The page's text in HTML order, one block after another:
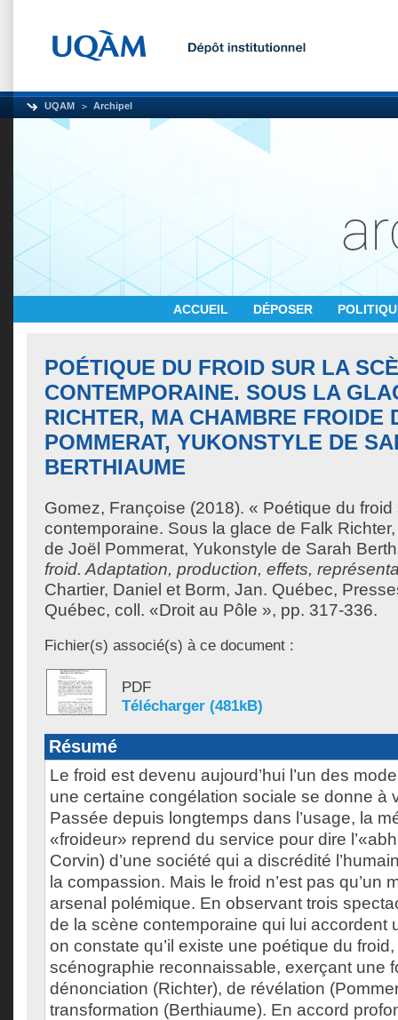
UQAM Archipel
ACCUEIL DÉPOSER
POÉTIQUE DU FROID SUR LA
CONTEMPORAINE. SOUS LA
RICHTER, MA CHAMBRE FROIDE
POMMERAT, YUKONSTYLE DE
BERTHIAUME
Gomez, Françoise (2018). « Poétique du
contemporaine. Sous la glace de Falk
de Joël Pommerat, Yukonstyle de Sarah
froid. Adaptation, production, effets,
Chartier, Daniel et Borm, Jan. Québec,
Québec, coll. «Droit au Pôle », pp. 317-336.
Fichier(s) associé(s) à ce document :
PDF
Télécharger (481kB)
Résumé
Le froid est devenu aujourd’hui l’un des
une certaine congélation sociale se donne à
Passée depuis longtemps dans l’usage, la
«froideur» reprend du service pour dire
Corvin) d’une société qui a discrédité
la compassion. Mais le froid n’est pas qu’un
arsenal polémique. En observant trois
de la scène contemporaine qui lui accordent
on constate qu’il existe une poétique du
scénographie reconnaissable, exerçant une
dénonciation (Richter), de révélation
transformation (Berthiaume). En accord